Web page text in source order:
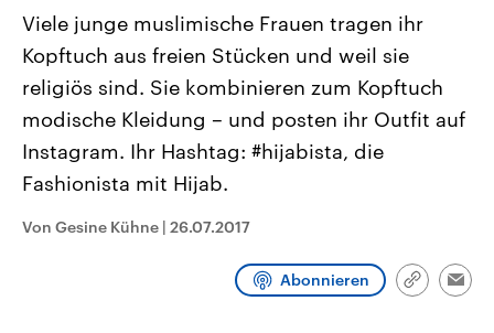
Landtagswahl Sachsen-Anhalt
2026
Alle Informationen
Sachsen-Anhalt wählt am 6.
September 2026 einen neuen
Landtag. Seit 2021 wird das
Bundesland von einer Koalition aus
CDU, SPD und FDP regiert.-
Umfragen, Prognosen,
Wahlprogramme, aktuelle Berichte
und Kandidaten der anstehenden
Aktuelle Beiträge,
Hintergründe
Wirtschaftlich und
gehören die Vereinigten
den mächtigsten Ländern
Viele junge muslimische Frauen tragen ihr
Kopftuch aus freien Stücken und weil sie
religiös sind. Sie kombinieren zum Kopftuch
modische Kleidung – und posten ihr Outfit auf
Instagram. Ihr Hashtag: #hijabista, die
Fashionista mit Hijab.
Von Gesine Kühne | 26.07.2017
Abonnieren
Link